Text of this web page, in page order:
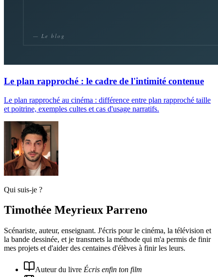
Le plan rapproché : le cadre de l'intimité contenue
Le plan rapproché au cinéma : différence entre plan rapproché taille
et poitrine, exemples cultes et cas d'usage narratifs.
Qui suis-je ?
Timothée Meyrieux Parreno
Scénariste, auteur, enseignant. J'écris pour le cinéma, la télévision et
la bande dessinée, et je transmets la méthode qui m'a permis de finir
mes projets et d'aider des centaines d'élèves à finir les leurs.
Auteur du livre Écris enfin ton film